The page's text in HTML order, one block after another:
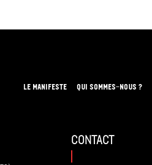
LE MANIFESTE QUI SOMMES-NOUS ?
contact